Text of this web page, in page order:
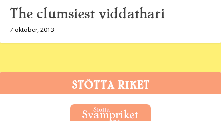
The clumsiest viddathari
7 oktober, 2013
STÖTTA RIKET